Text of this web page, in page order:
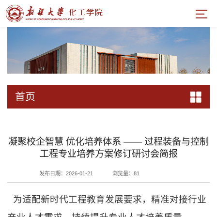
首页
凝聚校企智慧 优化培养体系 —— 过程装备与控制
工程专业培养方案修订研讨会简报
发布日期：2026-01-21 浏览量： 81
为适配新时代工程教育发展要求，精准对接行业